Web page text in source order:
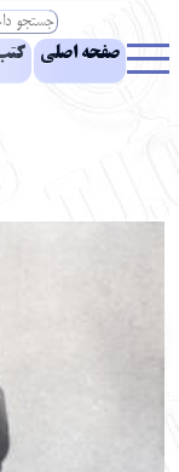
صفحه اصلی
نهاد های انجمن